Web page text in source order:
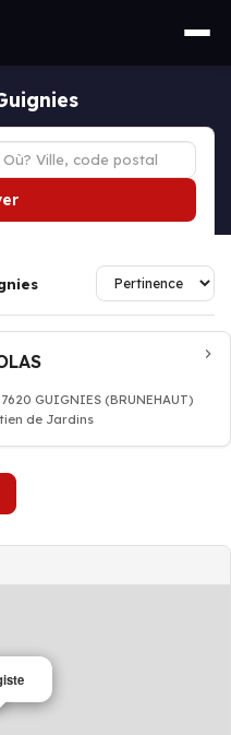
GUIGNIES (BRUNEHAUT)
de Jardins